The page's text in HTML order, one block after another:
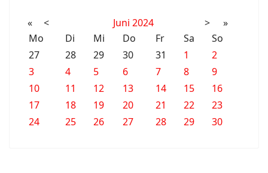
« < Juni 2024 >
»
Mo
Di Mi Do Fr Sa
So
27
28 29 30 31 1
2
3
4 5 6 7 8
9
10
11 12 13 14 15
16
17
18 19 20 21 22
23
24
25 26 27 28 29 30